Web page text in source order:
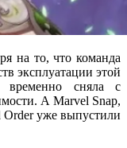
на то, что команда
эксплуатации этой
временно сняла с
А Marvel Snap,
Order уже выпустили